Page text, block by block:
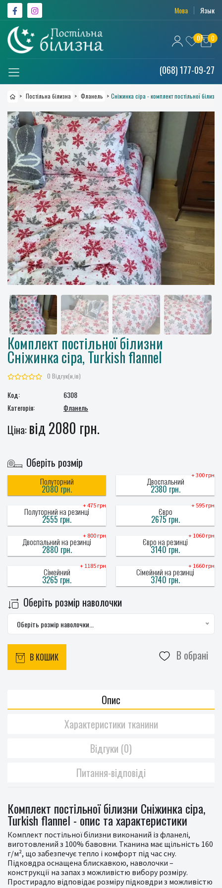
Мова Язык
0 0
(068) 177-09-27
> Постільна білизна > Фланель > Сніжинка сіра - комплект постільної
Комплект постільної білизни
Сніжинка сіра, Turkish flannel
0 Відгук(и,ів)
Код:
6308
Категорія:
Фланель
Ціна: від 2080 грн.
Оберіть розмір
Полуторний
2080 грн.
+ 300 грн
Двоспальний
2380 грн.
+ 475 грн
Полуторний на резинці
2555 грн.
+ 595 грн
Євро
2675 грн.
+ 800 грн
Двоспальний на резинці
2880 грн.
+ 1060 грн
Євро на резинці
3140 грн.
+ 1185 грн
Сімейний
3265 грн.
+ 1660 грн
Сімейний на резинці
3740 грн.
Оберіть розмір наволочки
Оберіть розмір наволочки...
В КОШИК В обрані
Опис
Характеристики тканини
Відгуки (0)
Питання-відповіді
Комплект постільної білизни Сніжинка сіра,
Turkish flannel - опис та характеристики
Комплект постільної білизни виконаний із фланелі,
виготовлений з 100% бавовни. Тканина має щільність 160
г/м², що забезпечує тепло і комфорт під час сну.
Підковдра оснащена блискавкою, наволочки –
конструкції на запах з можливістю вибору розміру.
Простирадло відповідає розміру підковдри з можливістю